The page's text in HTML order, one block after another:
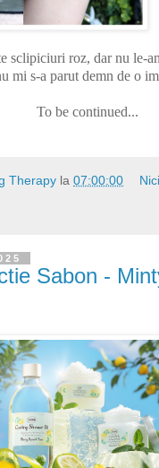
sclipiciuri roz, dar nu le-
mi s-a parut demn de o
To be continued...
Therapy la 07:00:00
Sabon -